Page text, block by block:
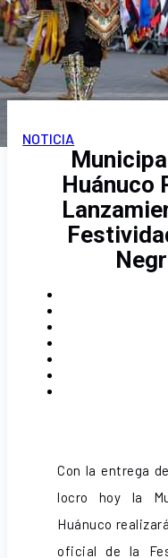
MUNICIPALIDAD
CONCEJO
SERVICIOS
NOTICIA
Huánuco
Con la entrega
locro hoy la
Huánuco
oficial de la